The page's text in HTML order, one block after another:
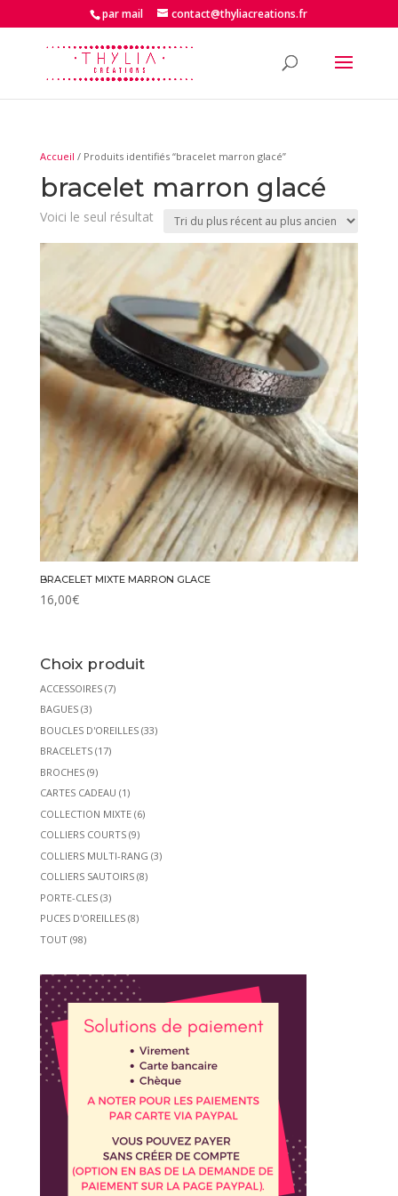
par mail contact@thyliacreations.fr
Accueil / Produits identifiés “bracelet marron glacé”
bracelet marron glacé
Voici le seul résultat
BRACELET MIXTE MARRON GLACE
16,00€
Choix produit
ACCESSOIRES (7)
BAGUES (3)
BOUCLES D'OREILLES (33)
BRACELETS (17)
BROCHES (9)
CARTES CADEAU (1)
COLLECTION MIXTE (6)
COLLIERS COURTS (9)
COLLIERS MULTI-RANG (3)
COLLIERS SAUTOIRS (8)
PORTE-CLES (3)
PUCES D'OREILLES (8)
TOUT (98)